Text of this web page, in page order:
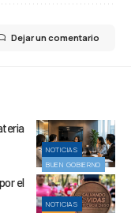
Dejar un comentario
NOTICIAS
BUEN GOBIERNO
NOTICIAS
el